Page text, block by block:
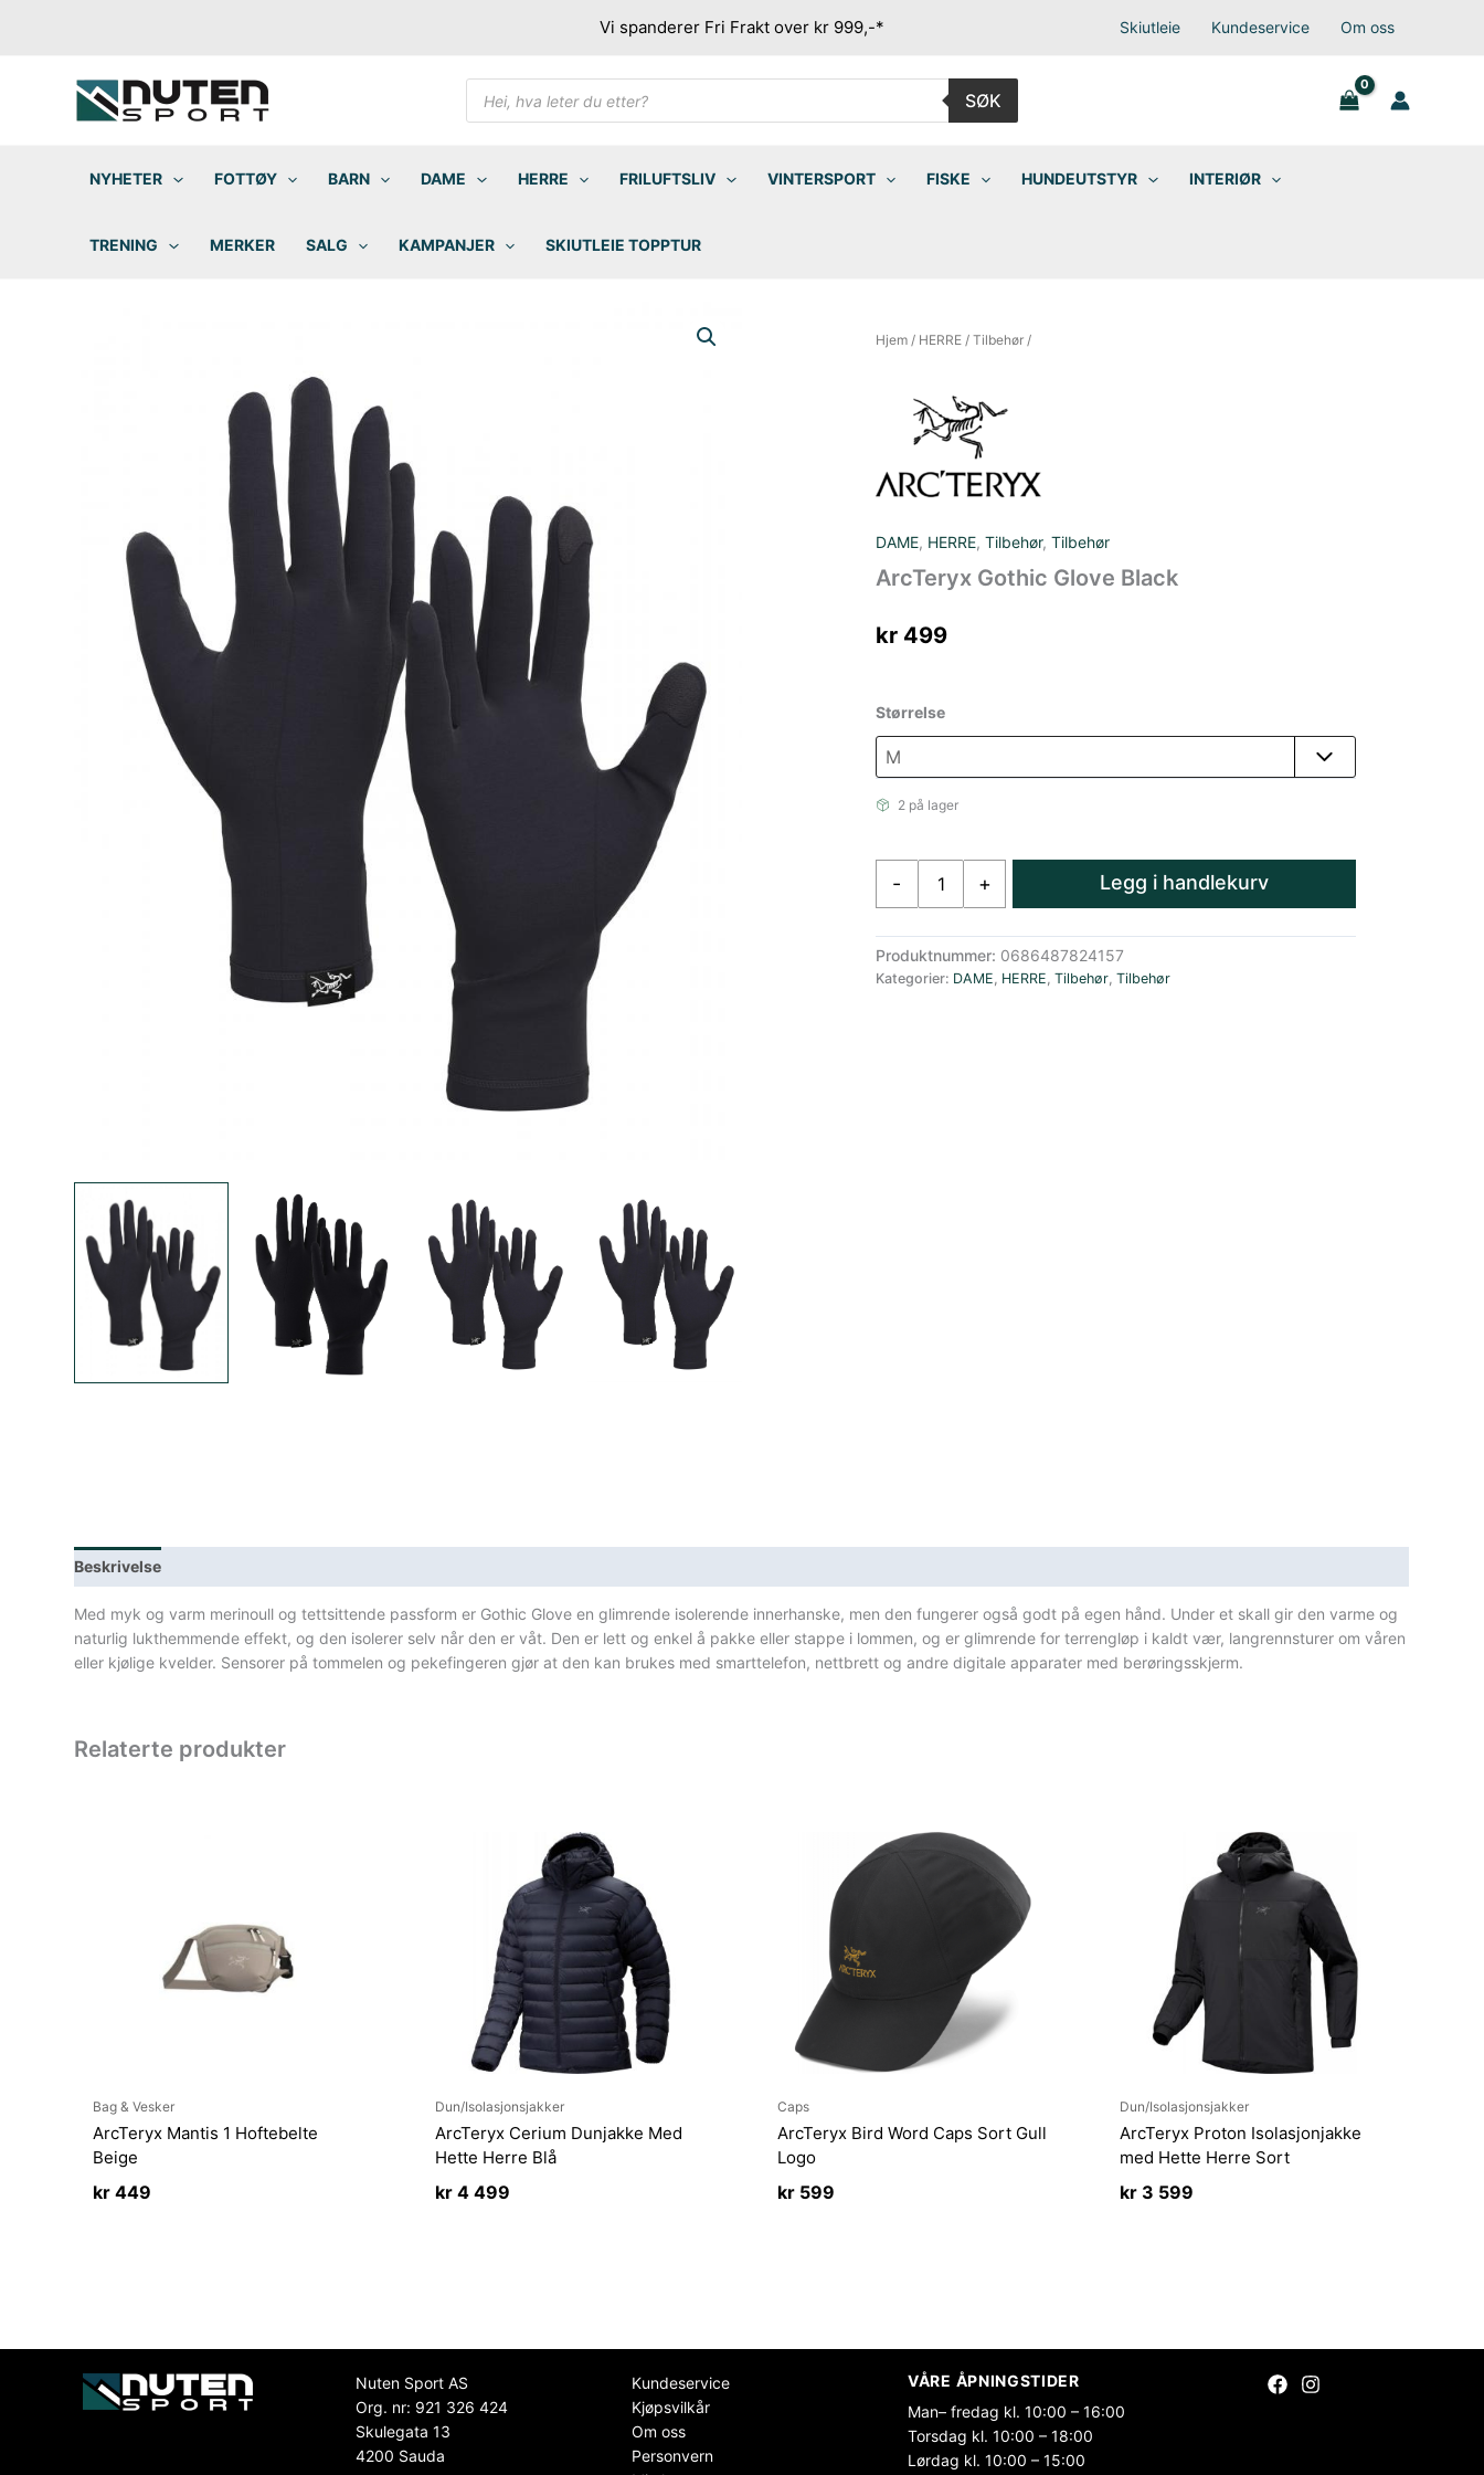
Vi spanderer Fri Frakt over kr 999,-* Skiutleie Kundeservice Om oss
Products
search
SØK
NYHETER FOTTØY BARN DAME HERRE FRILUFTSLIV VINTERSPORT FISKE HUNDEUTSTYR INTERIØR
TRENING MERKER SALG KAMPANJER SKIUTLEIE TOPPTUR
Hjem/ HERRE/ Tilbehør/
DAME, HERRE, Tilbehør, Tilbehør
ArcTeryx Gothic Glove Black
kr499
Størrelse
2 på lager
-
Black
antall
+ Legg i handlekurv
Produktnummer: 0686487824157
Kategorier: DAME, HERRE, Tilbehør, Tilbehør
Beskrivelse
Med myk og varm merinoull og tettsittende passform er Gothic Glove en glimrende isolerende innerhanske, men den fungerer også godt på egen hånd. Under et skall gir den varme og
naturlig lukthemmende effekt, og den isolerer selv når den er våt. Den er lett og enkel å pakke eller stappe i lommen, og er glimrende for terrengløp i kaldt vær, langrennsturer om våren
eller kjølige kvelder. Sensorer på tommelen og pekefingeren gjør at den kan brukes med smarttelefon, nettbrett og andre digitale apparater med berøringsskjerm.
Relaterte produkter
Bag & Vesker
ArcTeryx Mantis 1 Hoftebelte
Beige
kr 449
Dun/Isolasjonsjakker
ArcTeryx Cerium Dunjakke Med
Hette Herre Blå
kr4 499
Caps
ArcTeryx Bird Word Caps Sort Gull
Logo
kr599
Dun/Isolasjonsjakker
ArcTeryx Proton Isolasjonjakke
med Hette Herre Sort
kr3 599
Nuten Sport AS
Org. nr: 921 326 424
Skulegata 13
4200 Sauda
Kundeservice
Kjøpsvilkår
Om oss
Personvern
VÅRE ÅPNINGSTIDER
Man– fredag kl. 10:00 – 16:00
Torsdag kl. 10:00 – 18:00
Lørdag kl. 10:00 – 15:00